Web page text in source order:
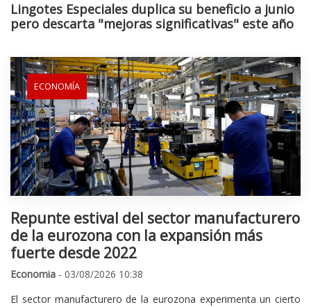
Lingotes Especiales duplica su beneficio a junio
pero descarta "mejoras significativas" este año
ECONOMÍA
Repunte estival del sector manufacturero
de la eurozona con la expansión más
fuerte desde 2022
Economia - 03/08/2026 10:38
El sector manufacturero de la eurozona experimenta un cierto